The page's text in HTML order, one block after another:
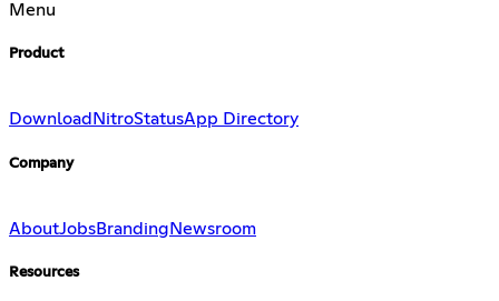
Menu
Product
Download NitroStatusApp Directory
Company
AboutJobsBranding Newsroom
Resources